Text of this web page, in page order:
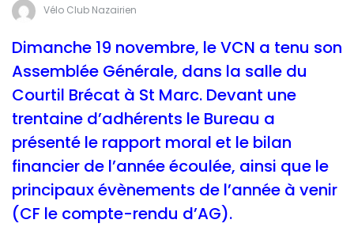
Vélo Club Nazairien
Dimanche 19 novembre, le VCN a tenu son
Assemblée Générale, dans la salle du
Courtil Brécat à St Marc. Devant une
trentaine d’adhérents le Bureau a
présenté le rapport moral et le bilan
financier de l’année écoulée, ainsi que le
principaux évènements de l’année à venir
(CF le compte-rendu d’AG).